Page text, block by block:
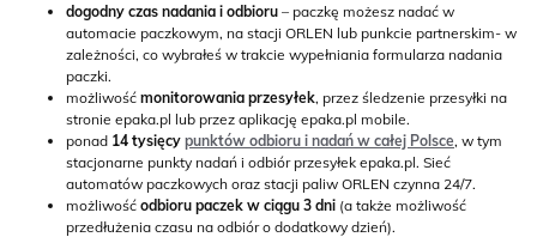
dogodny czas nadania i odbioru – paczkę możesz nadać w
automacie paczkowym, na stacji ORLEN lub punkcie partnerskim- w
zależności, co wybrałeś w trakcie wypełniania formularza nadania
paczki.
możliwość monitorowania przesyłek, przez śledzenie przesyłki na
stronie epaka.pl lub przez aplikację epaka.pl mobile.
ponad 14 tysięcy punktów odbioru i nadań w całej Polsce, w tym
stacjonarne punkty nadań i odbiór przesyłek epaka.pl. Sieć
automatów paczkowych oraz stacji paliw ORLEN czynna 24/7.
możliwość odbioru paczek w ciągu 3 dni (a także możliwość
przedłużenia czasu na odbiór o dodatkowy dzień).